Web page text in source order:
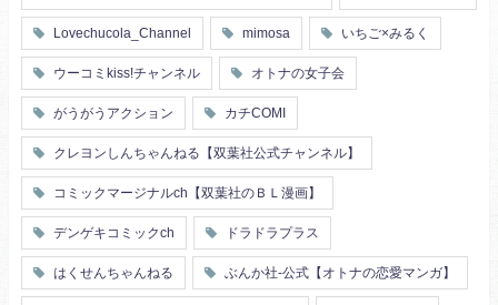
ヤンキー・不良
人外
富豪
同期
店長・店員
先生
幼馴染
漫画家・作家
ヤンキー
初恋
スーツ
片思い
短編
人妻
主従関係
婚約者
不器用
秘密の関係
ol
甘エロ
フェチ
メイド
恋人
泥酔
絶倫
複数プレイ
催眠
友情・仲間
浴衣・和服
Lovechucola_Channel mimosa いちご×みるく
ウーコミkiss!チャンネル オトナの女子会
がうがうアクション カチCOMI
クレヨンしんちゃんねる【双葉社公式チャンネル】
コミックマージナルch【双葉社のＢＬ漫画】
デンゲキコミックch ドラドラプラス
はくせんちゃんねる ぶんか社-公式【オトナの恋愛マンガ】